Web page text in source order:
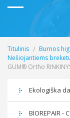
Titulinis
Burnos
Nešiojantiems
GUM® Ortho
Ekologiška
BIOREPAIR